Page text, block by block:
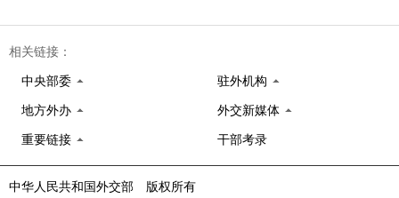
相关链接：
中央部委 驻外机构
地方外办 外交新媒体
重要链接 干部考录
中华人民共和国外交部 版权所有